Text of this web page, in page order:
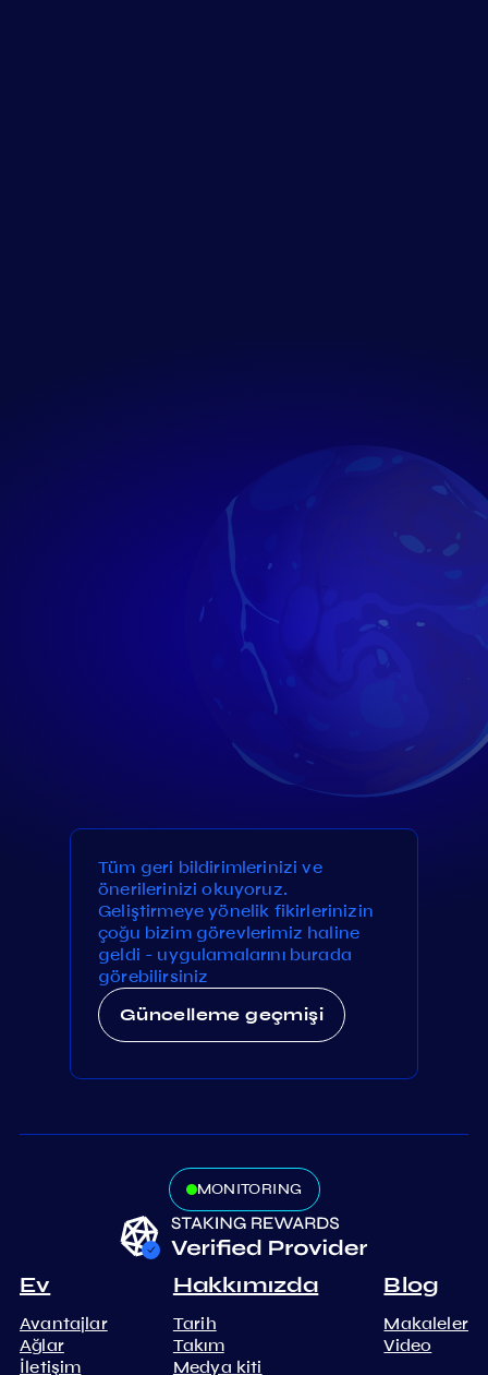
Tüm geri bildirimlerinizi ve
önerilerinizi okuyoruz.
Geliştirmeye yönelik fikirlerinizin
çoğu bizim görevlerimiz haline
geldi - uygulamalarını burada
görebilirsiniz
Güncelleme geçmişi
MONITORING
Ev
Avantajlar
Ağlar
İletişim
Hakkımızda
Tarih
Takım
Medya kiti
Blog
Makaleler
Video